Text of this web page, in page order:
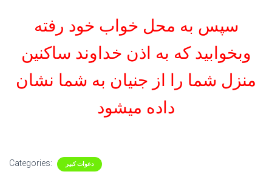
سپس به محل خواب خود رفته
وبخوابید که به اذن خداوند ساکنین
منزل شما را از جنیان به شما نشان
داده میشود
Categories: دعوات کبیر